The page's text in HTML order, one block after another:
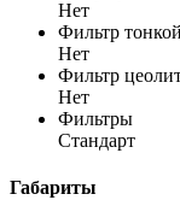
Нет
Фильтр
Нет
Фильтр
Нет
Фильтры
Стандарт
Габариты